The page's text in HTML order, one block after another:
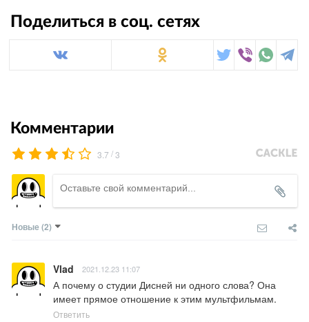
Поделиться в соц. сетях
Комментарии
3.7 /3
Новые (2)
Vlad 2021.12.23 11:07
А почему о студии Дисней ни одного слова? Она
имеет прямое отношение к этим мультфильмам.
Ответить